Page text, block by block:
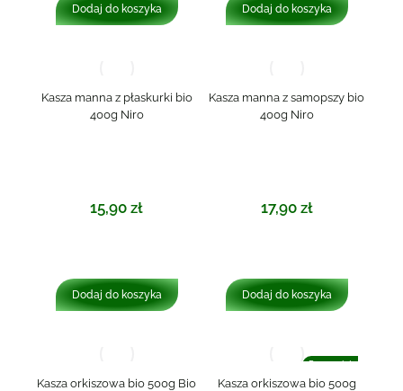
Dodaj do koszyka Dodaj do koszyka
Kasza manna z płaskurki bio
400g Niro
15,90 zł
Dodaj do koszyka
Kasza manna z samopszy bio
400g Niro
17,90 zł
Dodaj do koszyka
Kasza orkiszowa bio 500g Bio
Promocja!
Kasza orkiszowa bio 500g